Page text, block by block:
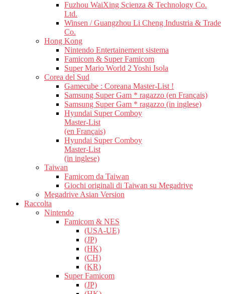
Fuzhou WaiXing Scienza & Technology Co.
Ltd.
Winsen / Guangzhou Li Cheng Industria & Trade
Co.
Hong Kong
Nintendo Entertainement sistema
Famicom & Super Famicom
Super Mario World 2 Yoshi Isola
Corea del Sud
Gamecube : Coreana Master-List !
Samsung Super Gam * ragazzo (en Français)
Samsung Super Gam * ragazzo (in inglese)
Hyundai Super Comboy
Master-List
(en Français)
Hyundai Super Comboy
Master-List
(in inglese)
Taiwan
Famicom da Taiwan
Giochi originali di Taiwan su Megadrive
Megadrive Asian Version
Raccolta
Nintendo
Famicom & NES
(USA-UE)
(JP)
(HK)
(CH)
(KR)
Super Famicom
(JP)